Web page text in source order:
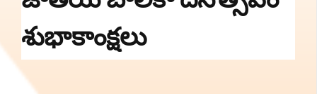
శుభాకాంక్షలు